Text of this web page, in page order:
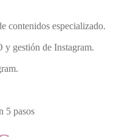
contenidos especializado.
gestión de Instagram.
5 pasos